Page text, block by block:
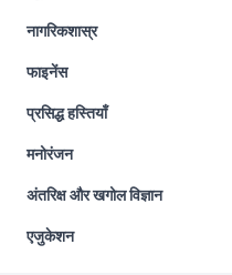
नागरिकशास्र
फाइनेंस
प्रसिद्ध हस्तियाँ
मनोरंजन
अंतरिक्ष और खगोल विज्ञान
एजुकेशन